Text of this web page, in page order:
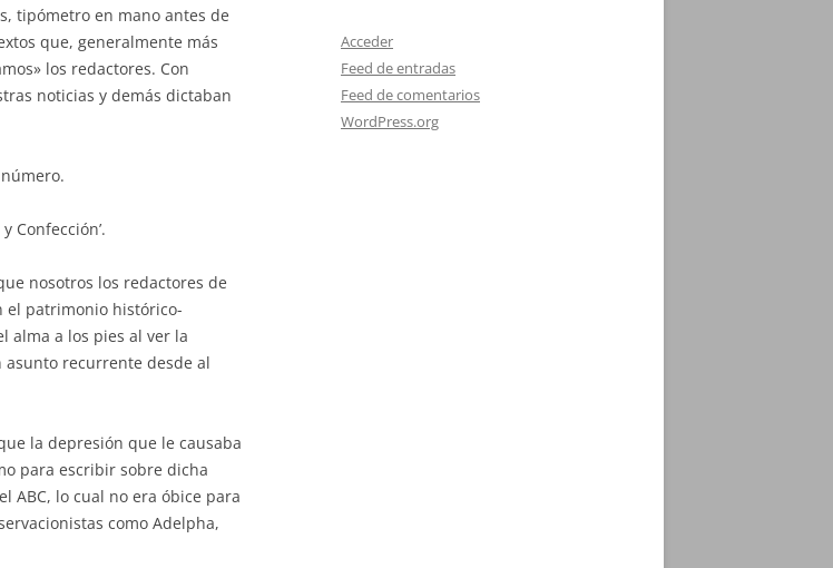
tipómetro en mano antes de
que, generalmente más
los redactores. Con
noticias y demás dictaban
Confección’.
nosotros los redactores de
el patrimonio histórico-
alma a los pies al ver la
recurrente desde al
la depresión que le causaba
para escribir sobre dicha
ABC, lo cual no era óbice para
como Adelpha,
Acceder
Feed de entradas
Feed de comentarios
WordPress.org